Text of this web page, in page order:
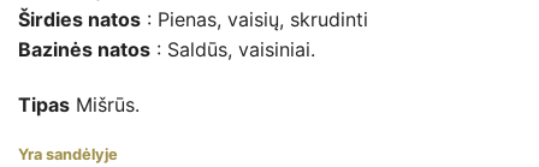
Širdies natos : Pienas, vaisių, skrudinti
Bazinės natos : Saldūs, vaisiniai.
Tipas Mišrūs.
Yra sandėlyje